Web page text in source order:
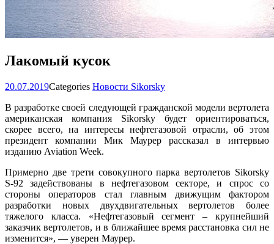
Лакомый кусок
20.07.2019Categories Новости Sikorsky
В разработке своей следующей гражданской модели вертолета
американская компания Sikorsky будет ориентироваться,
скорее всего, на интересы нефтегазовой отрасли, об этом
президент компании Мик Маурер рассказал в интервью
изданию Aviation Week.
Примерно две трети совокупного парка вертолетов Sikorsky
S-92 задействованы в нефтегазовом секторе, и спрос со
стороны операторов стал главным движущим фактором
разработки новых двухдвигательных вертолетов более
тяжелого класса. «Нефтегазовый сегмент – крупнейший
заказчик вертолетов, и в ближайшее время расстановка сил не
изменится», — уверен Маурер.